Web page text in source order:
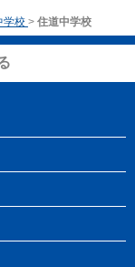
学校 > 住道中学校